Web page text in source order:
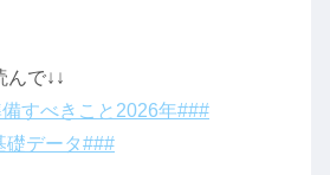
んで↓↓
すべきこと2026年###
礎データ###